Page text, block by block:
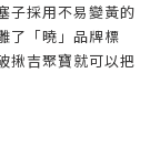
子採用不易變黃的
了「曉」品牌標
揪吉聚寶就可以把